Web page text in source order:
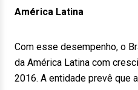
América Latina
Com esse desempenho, o
da América Latina com
2016. A entidade prevê que